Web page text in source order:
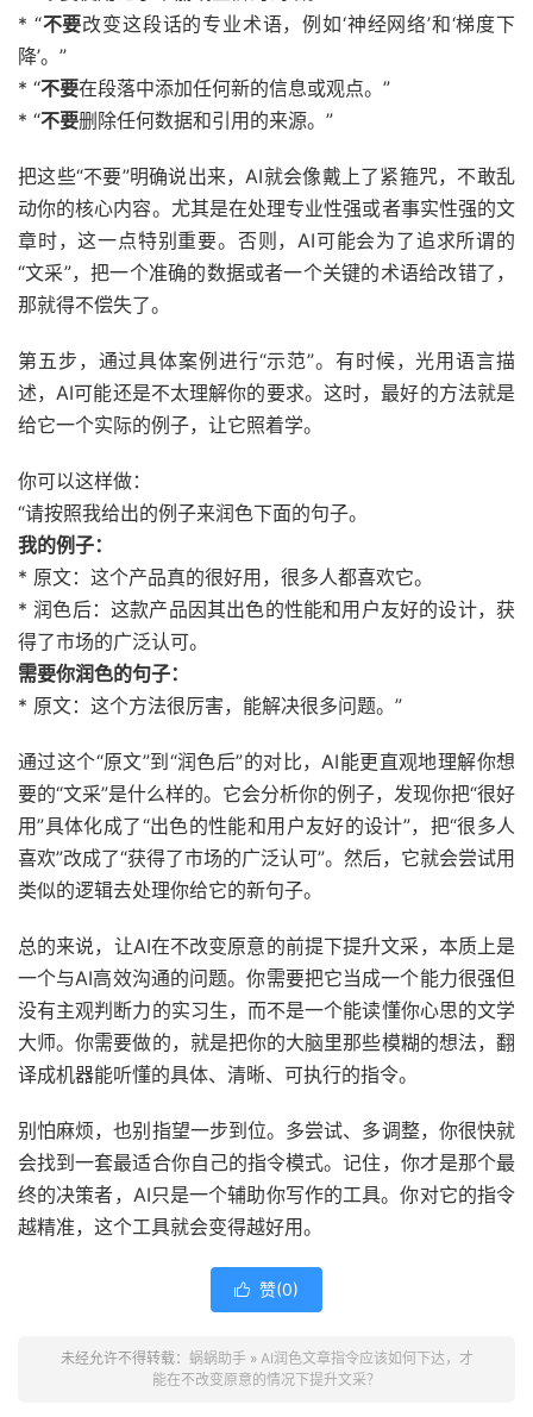
* “不要改变这段话的专业术语，例如‘神经网络’和‘梯度下
降’。”
* “不要在段落中添加任何新的信息或观点。”
* “不要删除任何数据和引用的来源。”
把这些“不要”明确说出来，AI就会像戴上了紧箍咒，不敢乱
动你的核心内容。尤其是在处理专业性强或者事实性强的文
章时，这一点特别重要。否则，AI可能会为了追求所谓的
“文采”，把一个准确的数据或者一个关键的术语给改错了，
那就得不偿失了。
第五步，通过具体案例进行“示范”。有时候，光用语言描
述，AI可能还是不太理解你的要求。这时，最好的方法就是
给它一个实际的例子，让它照着学。
你可以这样做：
“请按照我给出的例子来润色下面的句子。
我的例子：
* 原文：这个产品真的很好用，很多人都喜欢它。
* 润色后：这款产品因其出色的性能和用户友好的设计，获
得了市场的广泛认可。
需要你润色的句子：
* 原文：这个方法很厉害，能解决很多问题。”
通过这个“原文”到“润色后”的对比，AI能更直观地理解你想
要的“文采”是什么样的。它会分析你的例子，发现你把“很好
用”具体化成了“出色的性能和用户友好的设计”，把“很多人
喜欢”改成了“获得了市场的广泛认可”。然后，它就会尝试用
类似的逻辑去处理你给它的新句子。
总的来说，让AI在不改变原意的前提下提升文采，本质上是
一个与AI高效沟通的问题。你需要把它当成一个能力很强但
没有主观判断力的实习生，而不是一个能读懂你心思的文学
大师。你需要做的，就是把你的大脑里那些模糊的想法，翻
译成机器能听懂的具体、清晰、可执行的指令。
别怕麻烦，也别指望一步到位。多尝试、多调整，你很快就
会找到一套最适合你自己的指令模式。记住，你才是那个最
终的决策者，AI只是一个辅助你写作的工具。你对它的指令
越精准，这个工具就会变得越好用。
 赞(0)
未经允许不得转载： 蜗蜗助手» AI润色文章指令应该如何下达，才
能在不改变原意的情况下提升文采？